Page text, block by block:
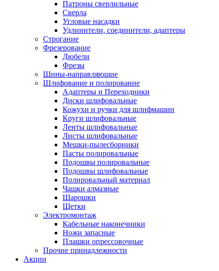
Патроны сверлильные
Сверла
Угловые насадки
Удлинители, соединители, адаптеры
Строгание
Фрезерование
Дюбели
Фрезы
Шины-направляющие
Шлифование и полирование
Адаптеры и Переходники
Диски шлифовальные
Кожухи и ручки для шлифмашин
Круги шлифовальные
Ленты шлифовальные
Листы шлифовальные
Мешки-пылесборники
Пасты полировальные
Подошвы полировальные
Подошвы шлифовальные
Полировальный материал
Чашки алмазные
Шарошки
Щетки
Электромонтаж
Кабельные наконечники
Ножи запасные
Плашки опрессовочные
Прочие принадлежности
Акции